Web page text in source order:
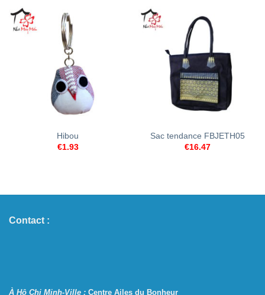
Hibou
€1.93
Sac tendance FBJETH05
€16.47
Contact :
À Hô Chi Minh-Ville : Centre Ailes du Bonheur